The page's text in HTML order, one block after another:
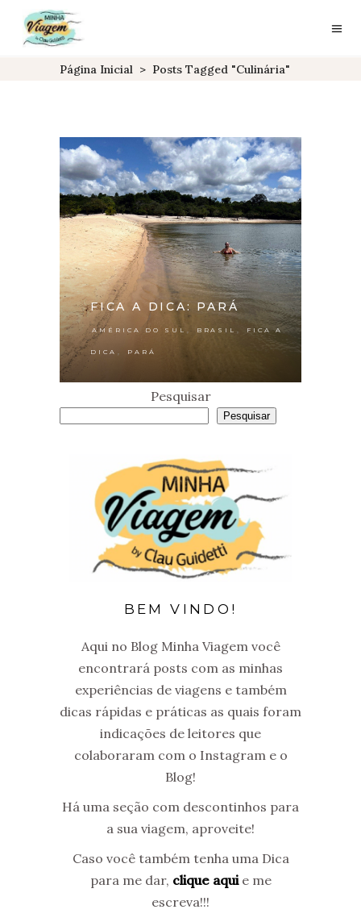
Página Inicial > Posts Tagged "culinária"
FICA A DICA: PARÁ
AMÉRICA DO SUL BRASIL FICA A
DICA PARÁ
Pesquisar
Pesquisar
BEM VINDO!
Aqui no Blog Minha Viagem você
encontrará posts com as minhas
experiências de viagens e também
dicas rápidas e práticas as quais foram
indicações de leitores que
colaboraram com o Instagram e o
Blog!
Há uma seção com descontinhos para
a sua viagem, aproveite!
Caso você também tenha uma Dica
para me dar, clique aquie me
escreva!!!